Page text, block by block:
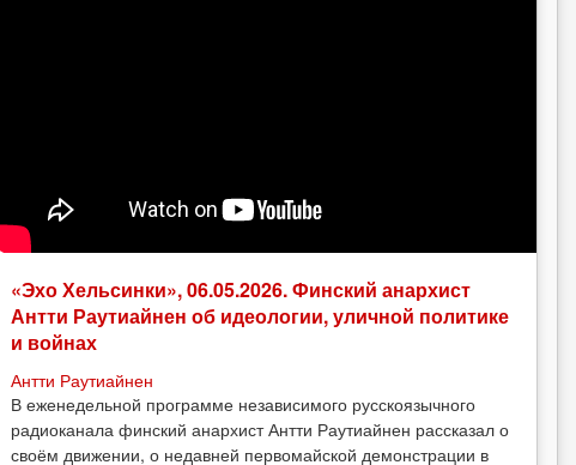
«Эхо Хельсинки», 06.05.2026. Финский анархист
Антти Раутиайнен об идеологии, уличной политике
и войнах
Антти Раутиайнен
В еженедельной программе независимого русскоязычного
радиоканала финский анархист Антти Раутиайнен рассказал о
своём движении, о недавней первомайской демонстрации в